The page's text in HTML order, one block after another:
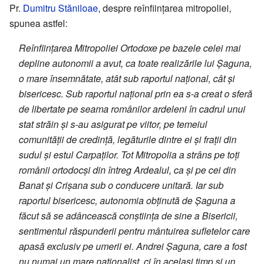
Pr. Dumitru Stăniloae, despre reînființarea mitropoliei,
spunea astfel:
Reînființarea Mitropoliei Ortodoxe pe bazele celei mai
depline autonomii a avut, ca toate realizările lui Șaguna,
o mare însemnătate, atât sub raportul național, cât și
bisericesc. Sub raportul național prin ea s-a creat o sferă
de libertate pe seama românilor ardeleni în cadrul unui
stat străin și s-au asigurat pe viitor, pe temeiul
comunității de credință, legăturile dintre ei și frații din
sudul și estul Carpaților. Tot Mitropolia a strâns pe toți
românii ortodocși din întreg Ardealul, ca și pe cei din
Banat și Crișana sub o conducere unitară. Iar sub
raportul bisericesc, autonomia obținută de Șaguna a
făcut să se adâncească conștiința de sine a Bisericii,
sentimentul răspunderii pentru mântuirea sufletelor care
apasă exclusiv pe umerii ei. Andrei Șaguna, care a fost